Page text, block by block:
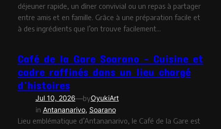
déjeuner rapide, un dîner convivial ou un repas à partager
entre amis et en famille. Grâce à une préparation facile et
à des ingrédients que l’on trouve facilement…
Café de la Gare Soarano – Cuisine et
cadre raffinés dans un lieu chargé
d’histoires
Jul 10, 2026—byOyukiArt
in Antananarivo, Soarano
Lieu emblématique d’Antananarivo, le Café de la Gare est